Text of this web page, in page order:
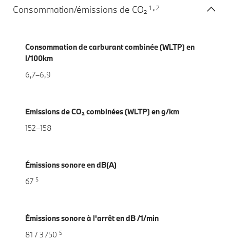
Consommation/émissions de CO₂ 1 , 2
Consommation de carburant combinée (WLTP) en
l/100km
6,7–6,9
Emissions de CO₂ combinées (WLTP) en g/km
152–158
Émissions sonore en dB(A)
67 5
Émissions sonore à l'arrêt en dB /1/min
81 / 3 750 5